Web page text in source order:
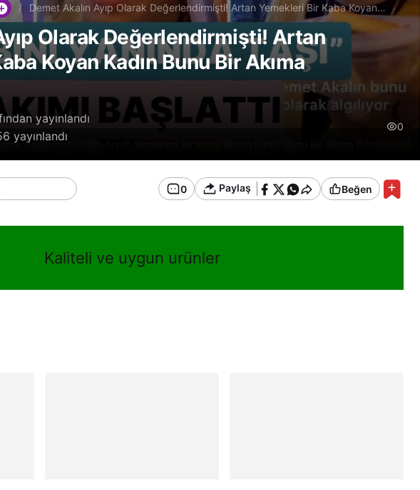
Değerlendirmişti! Artan Yemekleri Bir Kaba Koyan Kadın Bunu Bir Akıma Dönüştürdü
Demet Akalın Ayıp Olarak Değerlendirmişti! Artan Yemekleri Bir Kaba Koyan
Kadın Bunu Bir Akıma Dönüştürdü
Olarak Değerlendirmişti! Artan
Koyan Kadın Bunu Bir Akıma
yayınlandı
yayınlandı
0
0 Paylaş Beğen
Kaliteli ve uygun urünler